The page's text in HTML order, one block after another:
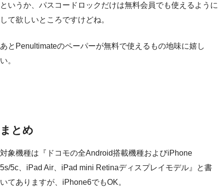
というか、パスコードロックだけは無料会員でも使えるように
して欲しいところですけどね。
あとPenultimateのペーパーが無料で使えるもの地味に嬉し
い。
まとめ
対象機種は『ドコモの全Android搭載機種およびiPhone
5s/5c、iPad Air、iPad mini Retinaディスプレイモデル』と書
いてありますが、iPhone6でもOK。